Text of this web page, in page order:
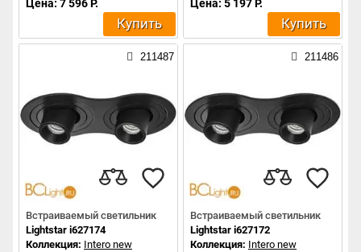
Цена: 7 596 Р.
Купить
Цена: 5 197 Р.
Купить
211487
Встраиваемый светильник
Lightstar i627174
Коллекция: Intero new
211486
Встраиваемый светильник
Lightstar i627172
Коллекция: Intero new